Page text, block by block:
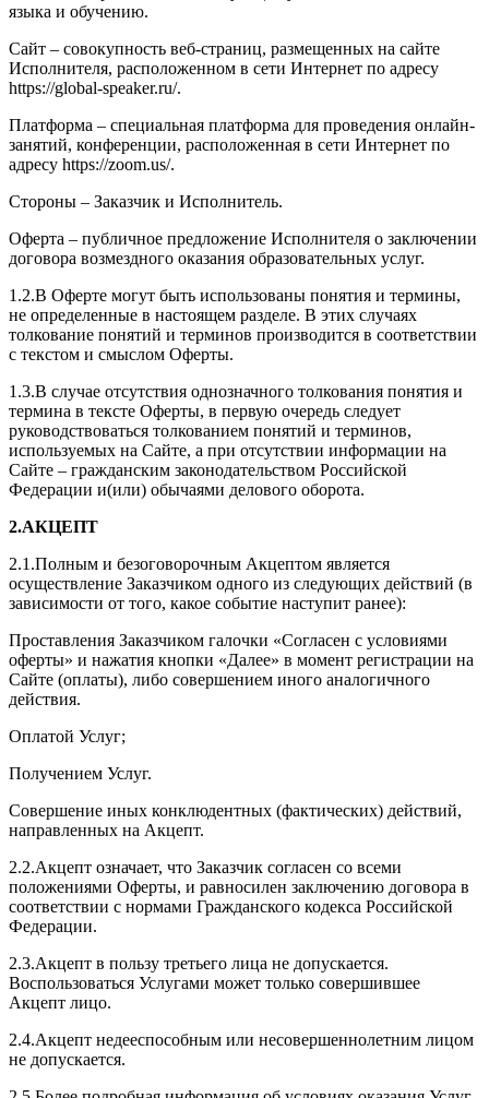
языка и обучению.
Сайт – совокупность веб-страниц, размещенных на сайте
Исполнителя, расположенном в сети Интернет по адресу
https://global-speaker.ru/.
Платформа – специальная платформа для проведения онлайн-
занятий, конференции, расположенная в сети Интернет по
адресу https://zoom.us/.
Стороны – Заказчик и Исполнитель.
Оферта – публичное предложение Исполнителя о заключении
договора возмездного оказания образовательных услуг.
1.2.В Оферте могут быть использованы понятия и термины,
не определенные в настоящем разделе. В этих случаях
толкование понятий и терминов производится в соответствии
с текстом и смыслом Оферты.
1.3.В случае отсутствия однозначного толкования понятия и
термина в тексте Оферты, в первую очередь следует
руководствоваться толкованием понятий и терминов,
используемых на Сайте, а при отсутствии информации на
Сайте – гражданским законодательством Российской
Федерации и(или) обычаями делового оборота.
2.АКЦЕПТ
2.1.Полным и безоговорочным Акцептом является
осуществление Заказчиком одного из следующих действий (в
зависимости от того, какое событие наступит ранее):
Проставления Заказчиком галочки «Согласен с условиями
оферты» и нажатия кнопки «Далее» в момент регистрации на
Сайте (оплаты), либо совершением иного аналогичного
действия.
Оплатой Услуг;
Получением Услуг.
Совершение иных конклюдентных (фактических) действий,
направленных на Акцепт.
2.2.Акцепт означает, что Заказчик согласен со всеми
положениями Оферты, и равносилен заключению договора в
соответствии с нормами Гражданского кодекса Российской
Федерации.
2.3.Акцепт в пользу третьего лица не допускается.
Воспользоваться Услугами может только совершившее
Акцепт лицо.
2.4.Акцепт недееспособным или несовершеннолетним лицом
не допускается.